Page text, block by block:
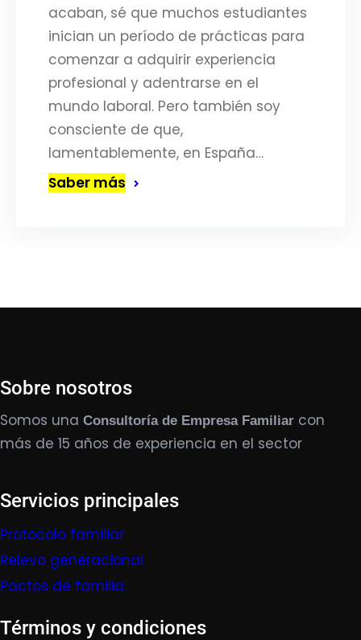
acaban, sé que muchos estudiantes
inician un período de prácticas para
comenzar a adquirir experiencia
profesional y adentrarse en el
mundo laboral. Pero también soy
consciente de que,
lamentablemente, en España…
Saber más
Sobre nosotros
Somos una Consultoría de Empresa Familiar con
más de 15 años de experiencia en el sector
Servicios principales
Protocolo familiar
Relevo generacional
Pactos de familia
Términos y condiciones